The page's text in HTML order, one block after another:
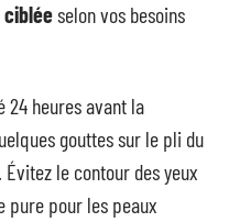
selon vos besoins
24 heures avant la
gouttes sur le pli du
le contour des yeux
pure pour les peaux